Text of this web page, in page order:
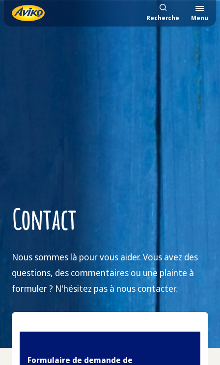
Recherche Menu
Contact
Nous sommes là pour vous aider. Vous avez des
questions, des commentaires ou une plainte à
formuler ? N'hésitez pas à nous contacter.
Formulaire de demande de